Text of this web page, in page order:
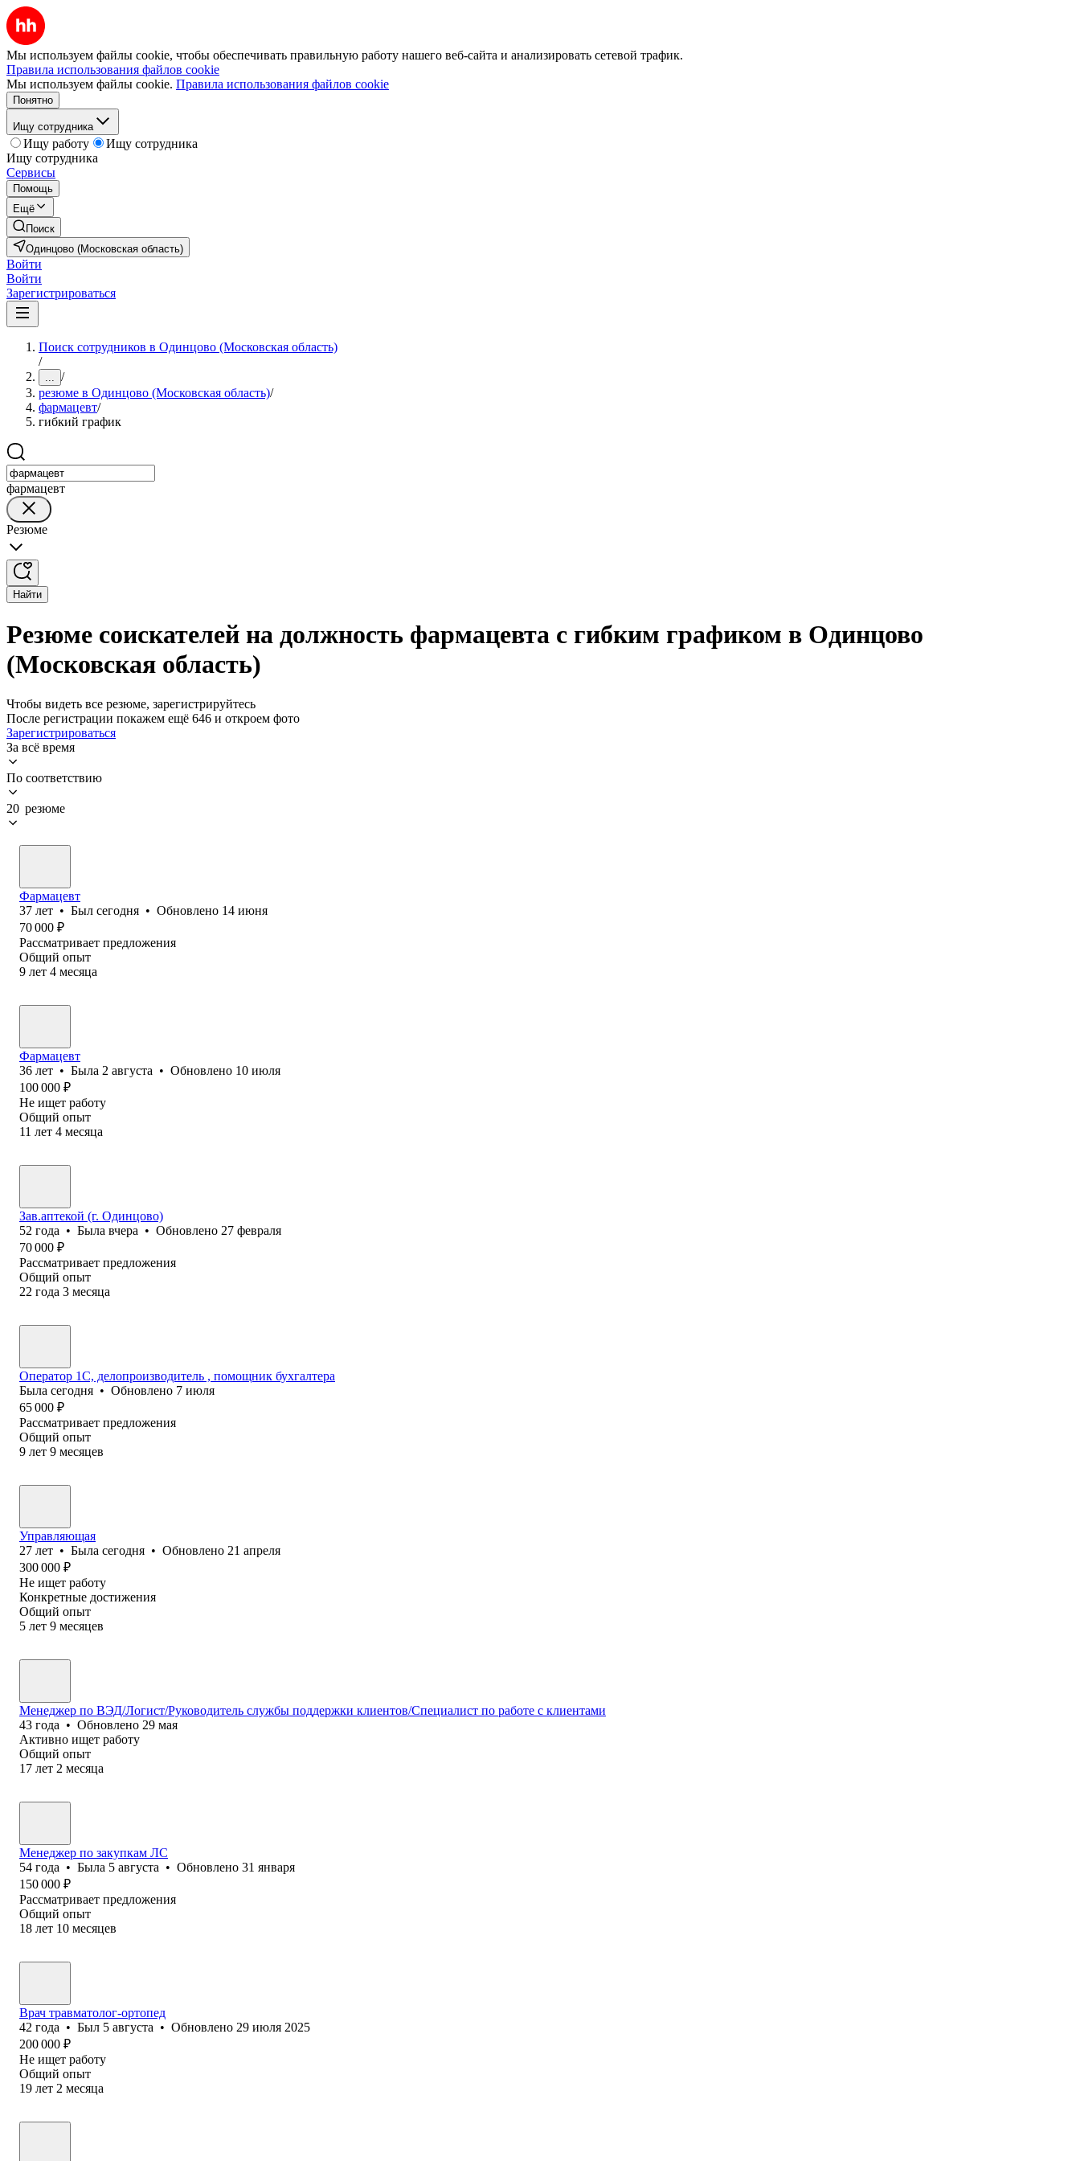
Мы используем файлы cookie, чтобы обеспечивать правильную работу нашего веб-сайта и анализировать сетевой трафик.
Правила использования файлов cookie
Мы используем файлы cookie. Правила использования файлов cookie
Понятно
Ищу сотрудника
Ищу работу
Ищу сотрудника
Ищу сотрудника
Сервисы
Помощь
Ещё
Поиск
Одинцово (Московская область)
Войти
Войти
Зарегистрироваться
Поиск сотрудников в Одинцово (Московская область)
/
... /
резюме в Одинцово (Московская область)/
фармацевт/
гибкий график
фармацевт
Резюме
Найти
Резюме соискателей на должность фармацевта с гибким графиком в Одинцово
(Московская область)
Чтобы видеть все резюме, зарегистрируйтесь
После регистрации покажем ещё 646 и откроем фото
Зарегистрироваться
За всё время
По соответствию
20 резюме
Фармацевт
37 лет • Был сегодня • Обновлено 14 июня
70 000 ₽
Рассматривает предложения
Общий опыт
9 лет 4 месяца
Фармацевт
36 лет • Была 2 августа • Обновлено 10 июля
100 000 ₽
Не ищет работу
Общий опыт
11 лет 4 месяца
Зав.аптекой (г. Одинцово)
52 года • Была вчера • Обновлено 27 февраля
70 000 ₽
Рассматривает предложения
Общий опыт
22 года 3 месяца
Оператор 1C, делопроизводитель , помощник бухгалтера
Была сегодня • Обновлено 7 июля
65 000 ₽
Рассматривает предложения
Общий опыт
9 лет 9 месяцев
Управляющая
27 лет • Была сегодня • Обновлено 21 апреля
300 000 ₽
Не ищет работу
Конкретные достижения
Общий опыт
5 лет 9 месяцев
Менеджер по ВЭД/Логист/Руководитель службы поддержки клиентов/Специалист по работе с клиентами
43 года • Обновлено 29 мая
Активно ищет работу
Общий опыт
17 лет 2 месяца
Менеджер по закупкам ЛС
54 года • Была 5 августа • Обновлено 31 января
150 000 ₽
Рассматривает предложения
Общий опыт
18 лет 10 месяцев
Врач травматолог-ортопед
42 года • Был 5 августа • Обновлено 29 июля 2025
200 000 ₽
Не ищет работу
Общий опыт
19 лет 2 месяца